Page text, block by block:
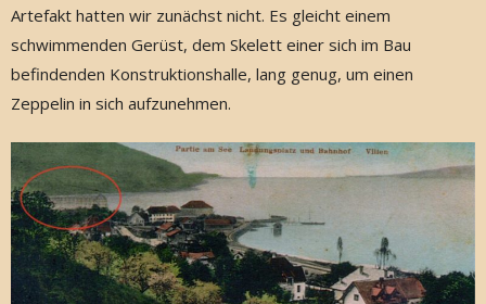
Artefakt hatten wir zunächst nicht. Es gleicht einem
schwimmenden Gerüst, dem Skelett einer sich im Bau
befindenden Konstruktionshalle, lang genug, um einen
Zeppelin in sich aufzunehmen.